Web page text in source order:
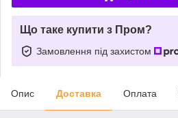
Що таке купити з Пром?
Замовлення під захистом
Опис Доставка Оплата